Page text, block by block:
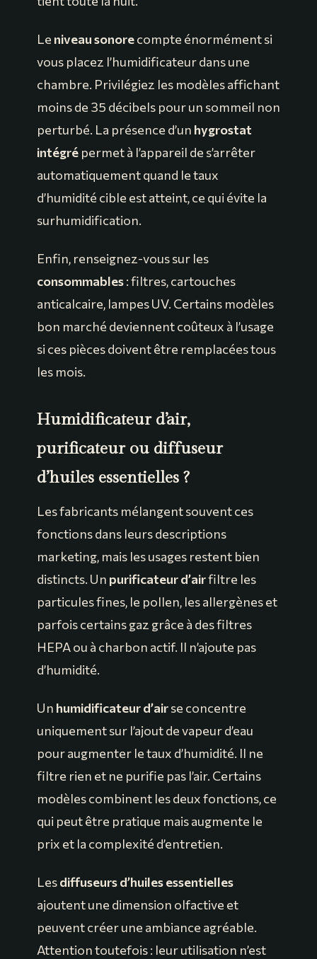
Le niveau sonorecompte énormément si
vous placez l’humidificateur dans une
chambre. Privilégiez les modèles affichant
moins de 35 décibels pour un sommeil non
perturbé. La présence d’un hygrostat
intégré permet à l’appareil de s’arrêter
automatiquement quand le taux
d’humidité cible est atteint, ce qui évite la
surhumidification.
Enfin, renseignez-vous sur les
consommables: filtres, cartouches
anticalcaire, lampes UV. Certains modèles
bon marché deviennent coûteux à l’usage
si ces pièces doivent être remplacées tous
les mois.
Humidificateur d’air,
purificateur ou diffuseur
d’huiles essentielles ?
Les fabricants mélangent souvent ces
fonctions dans leurs descriptions
marketing, mais les usages restent bien
distincts. Un purificateur d’airfiltre les
particules fines, le pollen, les allergènes et
parfois certains gaz grâce à des filtres
HEPA ou à charbon actif. Il n’ajoute pas
d’humidité.
Un humidificateur d’airse concentre
uniquement sur l’ajout de vapeur d’eau
pour augmenter le taux d’humidité. Il ne
filtre rien et ne purifie pas l’air. Certains
modèles combinent les deux fonctions, ce
qui peut être pratique mais augmente le
prix et la complexité d’entretien.
Lesdiffuseurs d’huiles essentielles
ajoutent une dimension olfactive et
peuvent créer une ambiance agréable.
Attention toutefois : leur utilisation n’est